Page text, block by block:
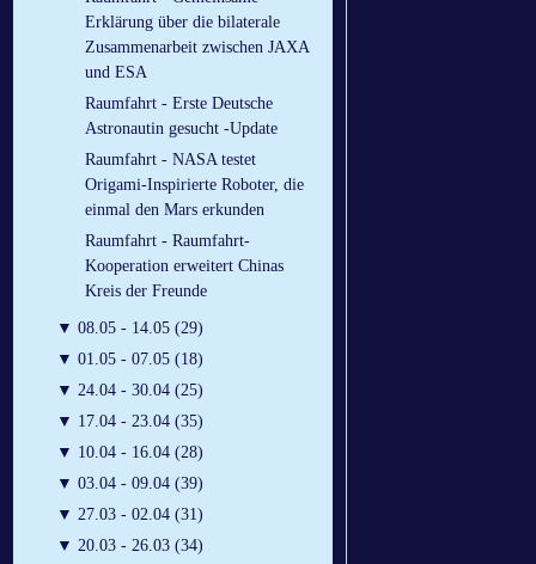
Erklärung über die bilaterale
Zusammenarbeit zwischen JAXA
und ESA
Raumfahrt - Erste Deutsche
Astronautin gesucht -Update
Raumfahrt - NASA testet
Origami-Inspirierte Roboter, die
einmal den Mars erkunden
Raumfahrt - Raumfahrt-
Kooperation erweitert Chinas
Kreis der Freunde
▼ 08.05 - 14.05 (29)
▼ 01.05 - 07.05 (18)
▼ 24.04 - 30.04 (25)
▼ 17.04 - 23.04 (35)
▼ 10.04 - 16.04 (28)
▼ 03.04 - 09.04 (39)
▼ 27.03 - 02.04 (31)
▼ 20.03 - 26.03 (34)